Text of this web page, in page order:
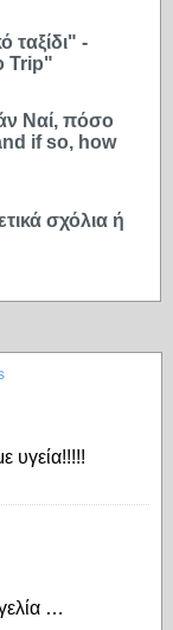
ταξίδι" -
Trip"
Ναί, πόσο
if so, how
σχόλια ή
υγεία!!!!!
…